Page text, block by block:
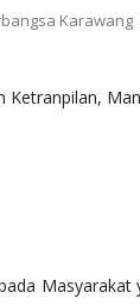
Karawang
Ketranpilan,